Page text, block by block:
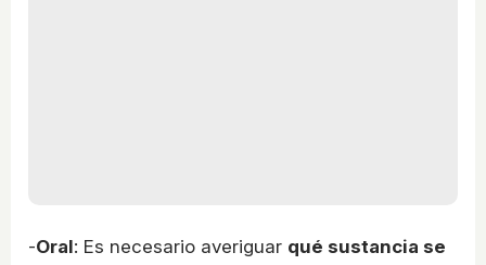
-Oral: Es necesario averiguar qué sustancia se